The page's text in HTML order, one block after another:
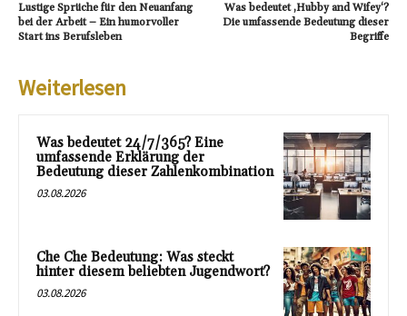
Lustige Sprüche für den Neuanfang
bei der Arbeit – Ein humorvoller
Start ins Berufsleben
Was bedeutet ‚Hubby and Wifey‘?
Die umfassende Bedeutung dieser
Begriffe
Weiterlesen
Was bedeutet 24/7/365? Eine
umfassende Erklärung der
Bedeutung dieser Zahlenkombination
03.08.2026
Che Che Bedeutung: Was steckt
hinter diesem beliebten Jugendwort?
03.08.2026